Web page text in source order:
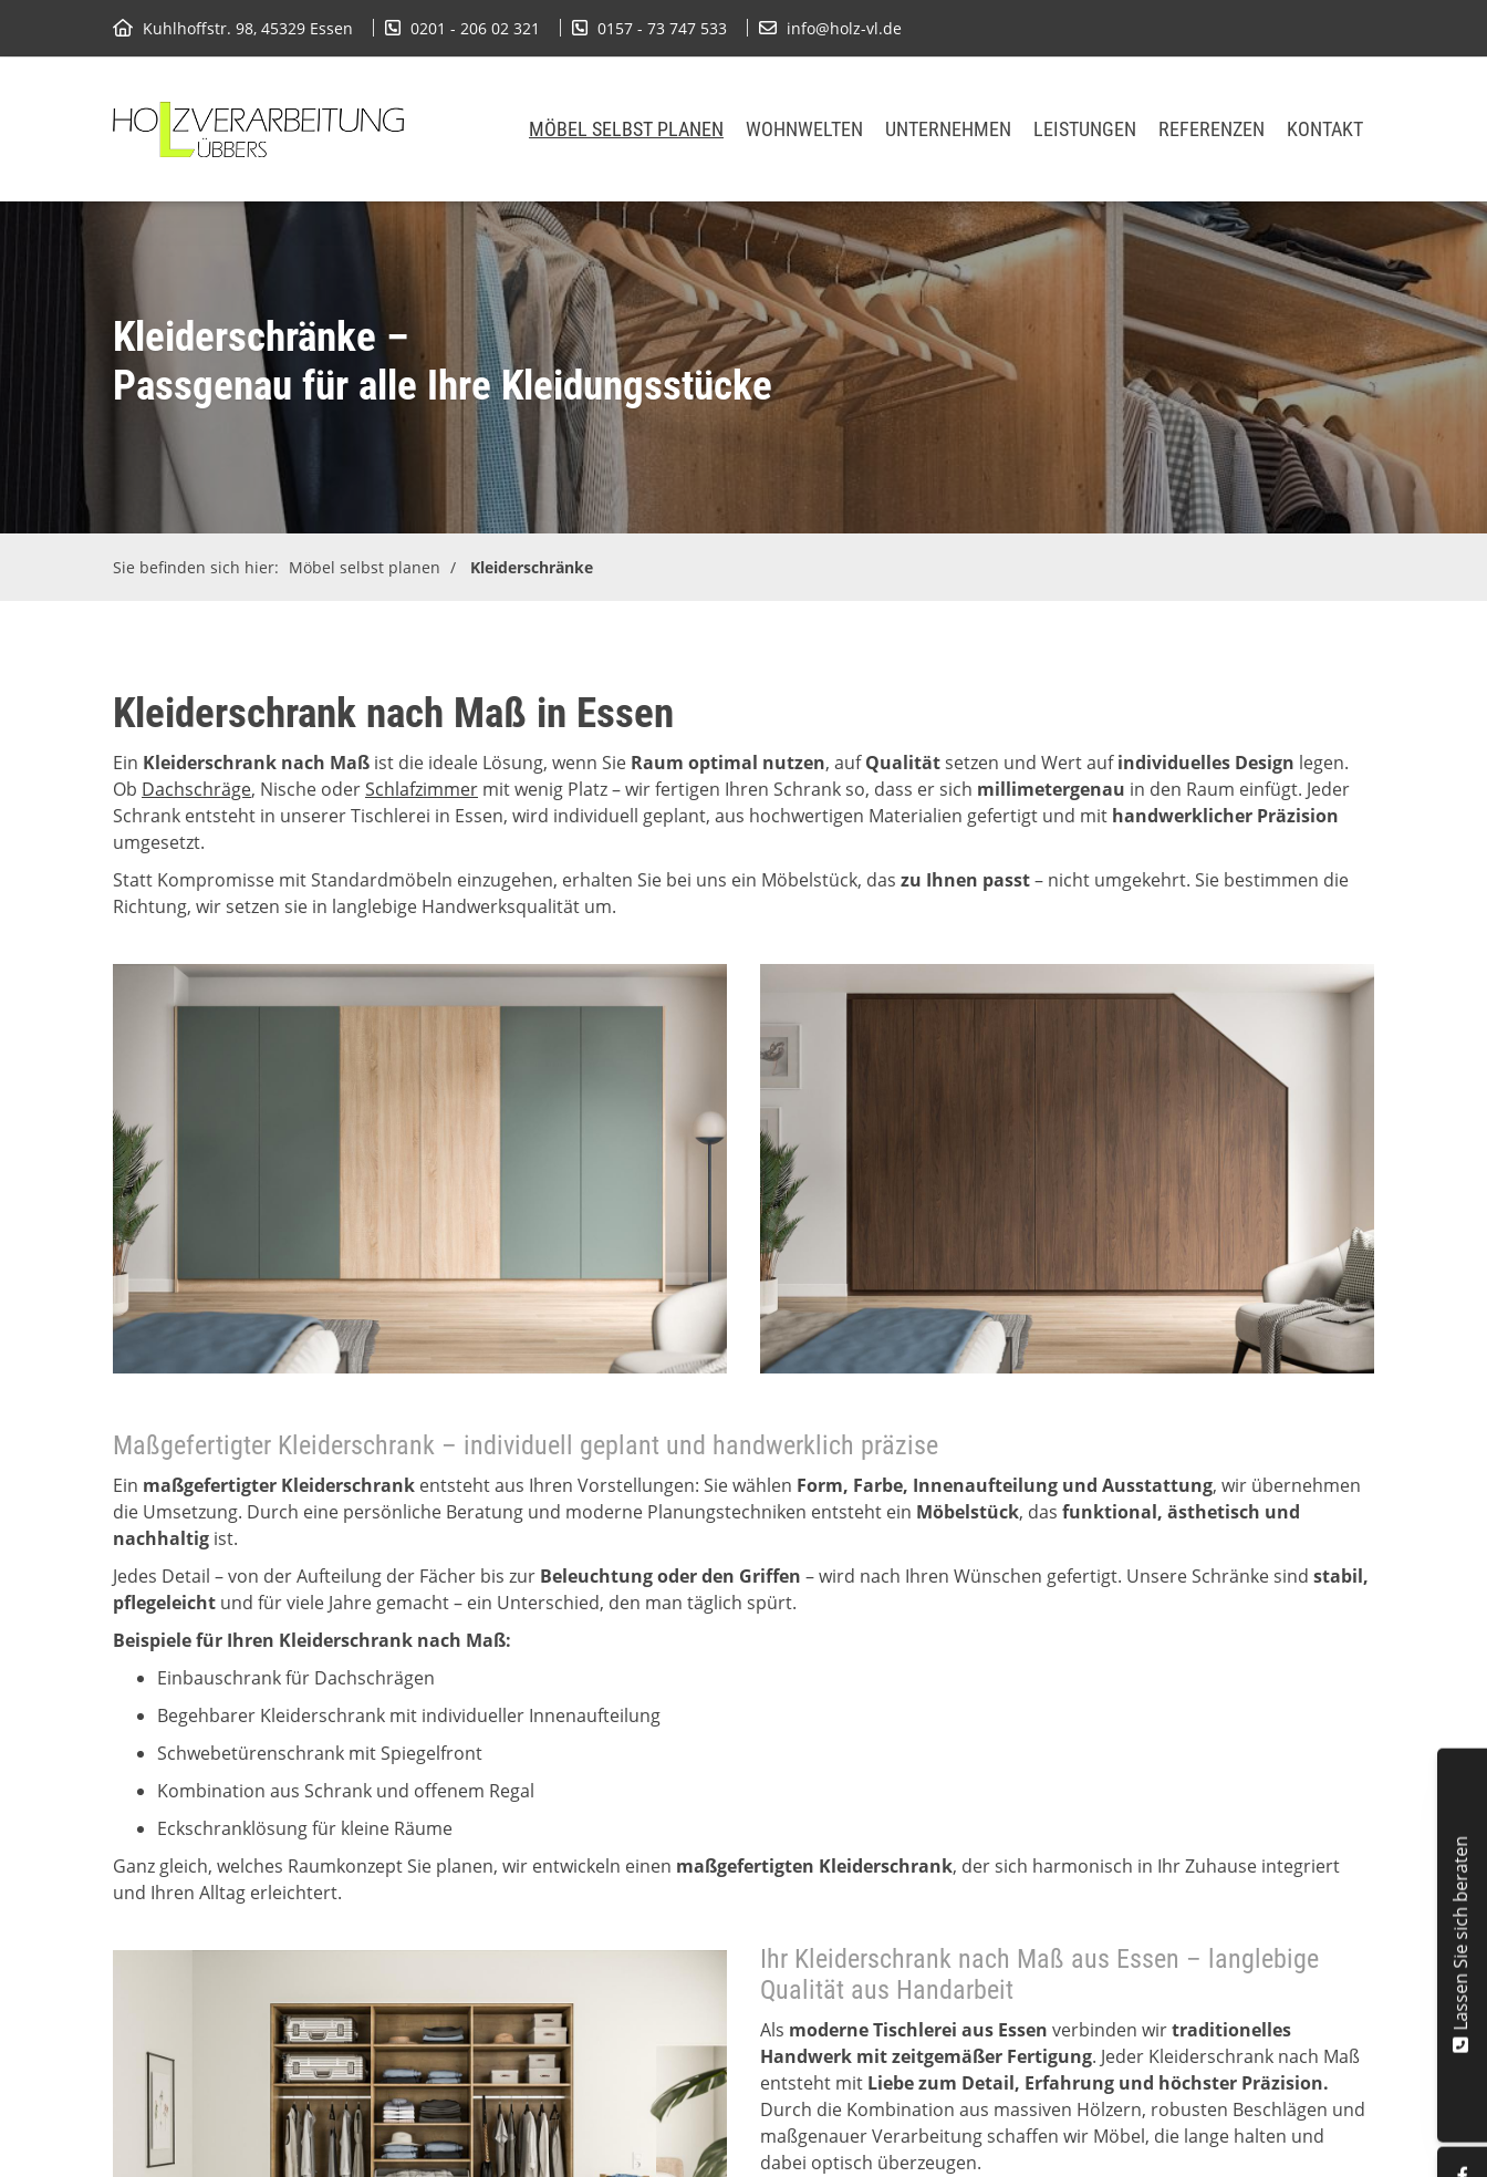
Kuhlhoffstr. 98, 45329 Essen 0201 - 206 02 321 0157 - 73 747 533 info@holz-vl.de
MÖBEL SELBST PLANEN WOHNWELTEN UNTERNEHMEN LEISTUNGEN REFERENZEN KONTAKT
Kleiderschränke –
Passgenau für alle Ihre Kleidungsstücke
Sie befinden sich hier: Möbel selbst planen Kleiderschränke
Kleiderschrank nach Maß in Essen
Ein Kleiderschrank nach Maß ist die ideale Lösung, wenn Sie Raum optimal nutzen, aufQualitätsetzen und Wert aufindividuelles Design legen.
Ob Dachschräge, Nische oderSchlafzimmer mit wenig Platz – wir fertigen Ihren Schrank so, dass er sich millimetergenau in den Raum einfügt. Jeder
Schrank entsteht in unserer Tischlerei in Essen, wird individuell geplant, aus hochwertigen Materialien gefertigt und mit handwerklicher Präzision
umgesetzt.
Statt Kompromisse mit Standardmöbeln einzugehen, erhalten Sie bei uns ein Möbelstück, das zu Ihnen passt– nicht umgekehrt. Sie bestimmen die
Richtung, wir setzen sie in langlebige Handwerksqualität um.
Maßgefertigter Kleiderschrank – individuell geplant und handwerklich präzise
Ein maßgefertigter Kleiderschrank entsteht aus Ihren Vorstellungen: Sie wählen Form, Farbe, Innenaufteilung und Ausstattung, wir übernehmen
die Umsetzung. Durch eine persönliche Beratung und moderne Planungstechniken entsteht ein Möbelstück, das funktional, ästhetisch und
nachhaltig ist.
Jedes Detail – von der Aufteilung der Fächer bis zur Beleuchtung oder den Griffen – wird nach Ihren Wünschen gefertigt. Unsere Schränke sind stabil,
pflegeleicht und für viele Jahre gemacht – ein Unterschied, den man täglich spürt.
Beispiele für Ihren Kleiderschrank nach Maß:
Einbauschrank für Dachschrägen
Begehbarer Kleiderschrank mit individueller Innenaufteilung
Schwebetürenschrank mit Spiegelfront
Kombination aus Schrank und offenem Regal
Eckschranklösung für kleine Räume
Ganz gleich, welches Raumkonzept Sie planen, wir entwickeln einen maßgefertigten Kleiderschrank, der sich harmonisch in Ihr Zuhause integriert
und Ihren Alltag erleichtert.
Ihr Kleiderschrank nach Maß aus Essen – langlebige
Qualität aus Handarbeit
Als moderne Tischlerei aus Essen verbinden wirtraditionelles
Handwerk mit zeitgemäßer Fertigung. Jeder Kleiderschrank nach Maß
entsteht mit Liebe zum Detail, Erfahrung und höchster Präzision.
Durch die Kombination aus massiven Hölzern, robusten Beschlägen und
maßgenauer Verarbeitung schaffen wir Möbel, die lange halten und
dabei optisch überzeugen.
Lassen Sie sich beraten